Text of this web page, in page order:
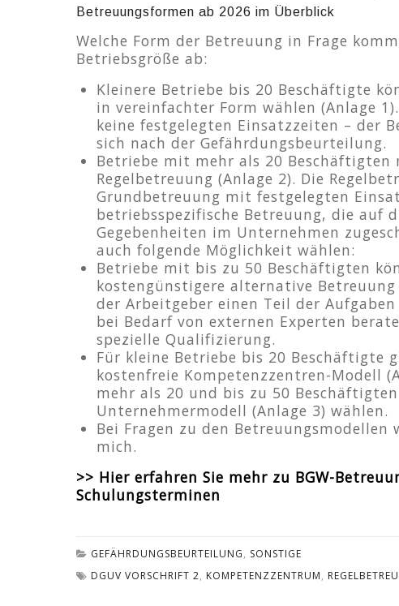
Betreuungsformen ab 2026 im Überblick
Welche Form der Betreuung in Frage
Betriebsgröße ab:
Kleinere Betriebe bis 20 Beschäftigte
in vereinfachter Form wählen (Anlage
keine festgelegten Einsatzzeiten – der
sich nach der Gefährdungsbeurteilung.
Betriebe mit mehr als 20 Beschäftigten
Regelbetreuung (Anlage 2). Die
Grundbetreuung mit festgelegten
betriebsspezifische Betreuung, die auf
Gegebenheiten im Unternehmen
auch folgende Möglichkeit wählen:
Betriebe mit bis zu 50 Beschäftigten
kostengünstigere alternative
der Arbeitgeber einen Teil der
bei Bedarf von externen Experten
spezielle Qualifizierung.
Für kleine Betriebe bis 20 Beschäftigte
kostenfreie Kompetenzzentren-Modell
mehr als 20 und bis zu 50
Unternehmermodell (Anlage 3) wählen.
Bei Fragen zu den Betreuungsmodellen
mich.
>> Hier erfahren Sie mehr zu BGW-
Schulungsterminen
GEFÄHRDUNGSBEURTEILUNG, SONSTIGE
DGUV VORSCHRIFT 2, KOMPETENZZENTRUM,
Arbeitssicherheit